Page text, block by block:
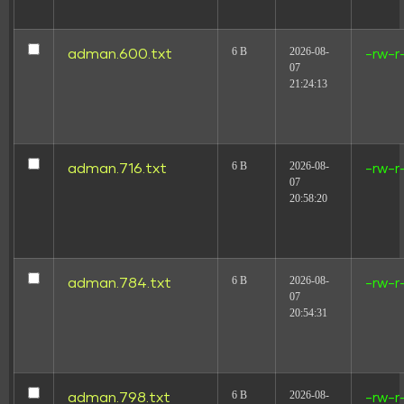
adman.600.txt 6 B
2026-08-
07
21:24:13
-rw-
adman.716.txt 6 B
2026-08-
07
20:58:20
-rw-
adman.784.txt 6 B
2026-08-
07
20:54:31
-rw-
adman.798.txt 6 B
2026-08-
-rw-
MAIS DE 200
COMO CONECTAR
O PINTEREST ADS